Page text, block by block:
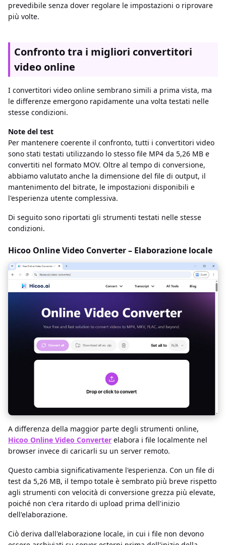
prevedibile senza dover regolare le impostazioni o riprovare
più volte.
Confronto tra i migliori convertitori
video online
I convertitori video online sembrano simili a prima vista, ma
le differenze emergono rapidamente una volta testati nelle
stesse condizioni.
Note del test
Per mantenere coerente il confronto, tutti i convertitori video
sono stati testati utilizzando lo stesso file MP4 da 5,26 MB e
convertiti nel formato MOV. Oltre al tempo di conversione,
abbiamo valutato anche la dimensione del file di output, il
mantenimento del bitrate, le impostazioni disponibili e
l'esperienza utente complessiva.
Di seguito sono riportati gli strumenti testati nelle stesse
condizioni.
Hicoo Online Video Converter – Elaborazione locale
A differenza della maggior parte degli strumenti online,
Hicoo Online Video Converter elabora i file localmente nel
browser invece di caricarli su un server remoto.
Questo cambia significativamente l'esperienza. Con un file di
test da 5,26 MB, il tempo totale è sembrato più breve rispetto
agli strumenti con velocità di conversione grezza più elevate,
poiché non c'era ritardo di upload prima dell'inizio
dell'elaborazione.
Ciò deriva dall'elaborazione locale, in cui i file non devono